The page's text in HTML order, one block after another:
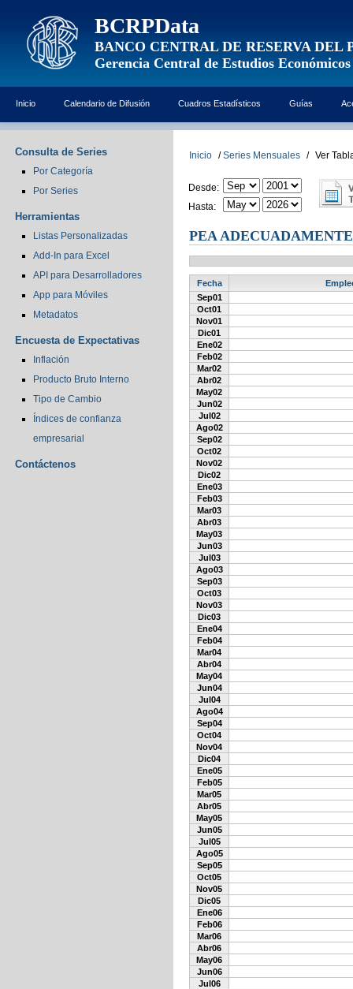
BCRPData
BANCO CENTRAL DE RESERVA DEL
Gerencia Central de Estudios Económicos
Inicio Calendario de Difusión Cuadros Estadísticos Guías
Consulta de Series
Por Categoría
Por Series
Herramientas
Listas Personalizadas
Add-In para Excel
API para Desarrolladores
App para Móviles
Metadatos
Encuesta de Expectativas
Inflación
Producto Bruto Interno
Tipo de Cambio
Índices de confianza
empresarial
Contáctenos
Inicio / Series Mensuales / Ver
Desde:
Hasta:
PEA
Fecha
Sep01
Oct01
Nov01
Dic01
Ene02
Feb02
Mar02
Abr02
May02
Jun02
Jul02
Ago02
Sep02
Oct02
Nov02
Dic02
Ene03
Feb03
Mar03
Abr03
May03
Jun03
Jul03
Ago03
Sep03
Oct03
Nov03
Dic03
Ene04
Feb04
Mar04
Abr04
May04
Jun04
Jul04
Ago04
Sep04
Oct04
Nov04
Dic04
Ene05
Feb05
Mar05
Abr05
May05
Jun05
Jul05
Ago05
Sep05
Oct05
Nov05
Dic05
Ene06
Feb06
Mar06
Abr06
May06
Jun06
Jul06